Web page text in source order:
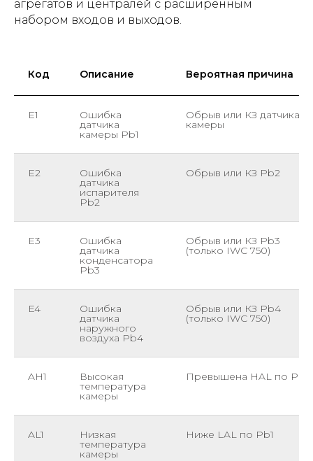
агрегатов и централей с расширенным
набором входов и выходов.
Код Описание Вероятная причина
E1 Ошибка
датчика
камеры Pb1
Обрыв или КЗ датчика
камеры
E2 Ошибка
датчика
испарителя
Pb2
Обрыв или КЗ Pb2
E3 Ошибка
датчика
конденсатора
Pb3
Обрыв или КЗ Pb3
(только IWC 750)
E4 Ошибка
датчика
наружного
воздуха Pb4
Обрыв или КЗ Pb4
(только IWC 750)
AH1 Высокая
температура
камеры
Превышена HAL по Pb1
AL1 Низкая
температура
камеры
Ниже LAL по Pb1